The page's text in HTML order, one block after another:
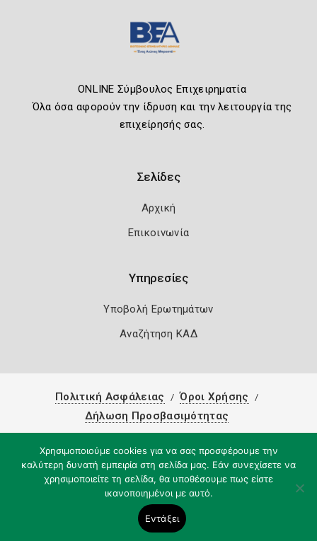
ONLINE Σύμβουλος Επιχειρηματία
Όλα όσα αφορούν την ίδρυση και την λειτουργία της
επιχείρησής σας.
Σελίδες
Αρχική
Επικοινωνία
Υπηρεσίες
Υποβολή Ερωτημάτων
Αναζήτηση ΚΑΔ
Πολιτική Ασφάλειας
Όροι Χρήσης
Δήλωση Προσβασιμότητας
Χρησιμοποιούμε cookies για να σας προσφέρουμε την
καλύτερη δυνατή εμπειρία στη σελίδα μας. Εάν συνεχίσετε να
χρησιμοποιείτε τη σελίδα, θα υποθέσουμε πως είστε
ικανοποιημένοι με αυτό.
Εντάξει